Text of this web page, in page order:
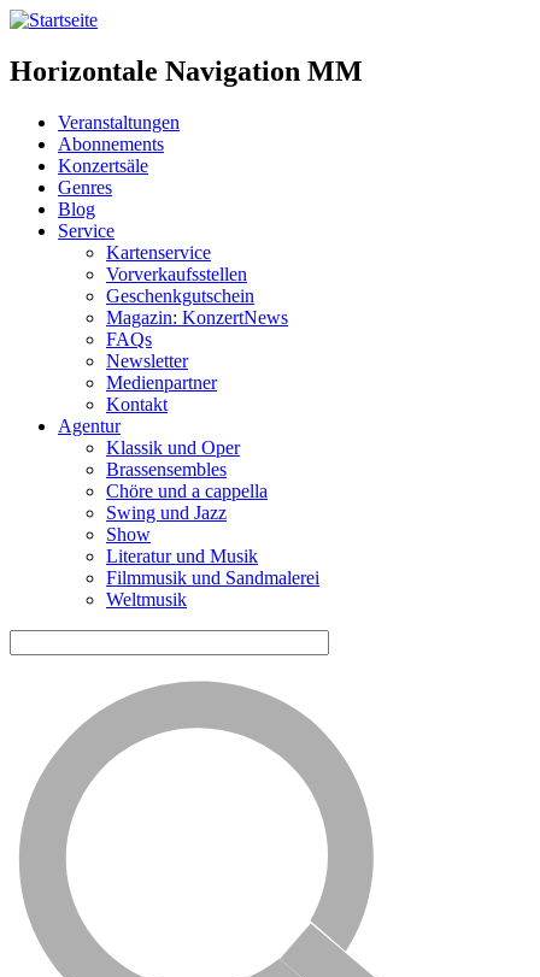
Horizontale Navigation MM
Veranstaltungen
Abonnements
Konzertsäle
Genres
Blog
Service
Kartenservice
Vorverkaufsstellen
Geschenkgutschein
Magazin: KonzertNews
FAQs
Newsletter
Medienpartner
Kontakt
Agentur
Klassik und Oper
Brassensembles
Chöre und a cappella
Swing und Jazz
Show
Literatur und Musik
Filmmusik und Sandmalerei
Weltmusik